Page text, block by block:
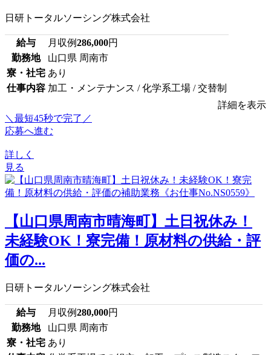
日研トータルソーシング株式会社
給与 月収例286,000円
勤務地
山口県 周南市
寮・社宅 あり
仕事内容 加工・メンテナンス / 化学系工場 / 交替制
詳細を表示
＼最短45秒で完了／
応募へ進む
詳しく
見る
【山口県周南市晴海町】土日祝休み！
未経験OK！寮完備！原材料の供給・評
価の...
日研トータルソーシング株式会社
給与 月収例280,000円
勤務地
山口県 周南市
寮・社宅 あり